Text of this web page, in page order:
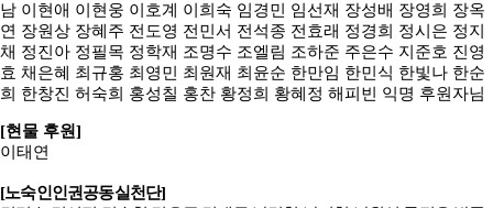
남 이현애 이현웅 이호계 이희숙 임경민 임선재 장성배 장영희 장옥
연 장원상 장혜주 전도영 전민서 전석종 전효래 정경희 정시은 정지
채 정진아 정필목 정학재 조명수 조엘림 조하준 주은수 지준호 진영
효 채은혜 최규홍 최영민 최원재 최윤순 한만임 한민식 한빛나 한순
희 한창진 허숙희 홍성칠 홍찬 황정희 황혜정 해피빈 익명 후원자님
[현물 후원]
이태연
[노숙인인권공동실천단]